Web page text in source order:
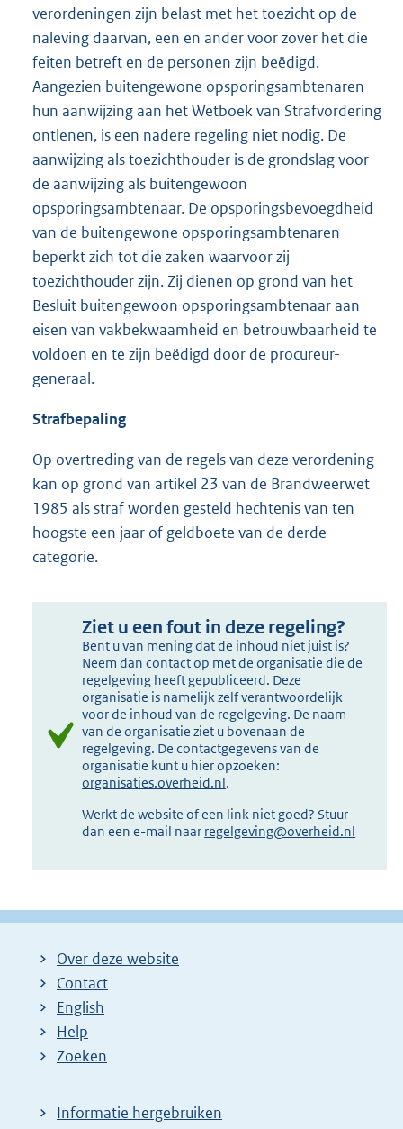
verordeningen zijn belast met het toezicht op de
naleving daarvan, een en ander voor zover het die
feiten betreft en de personen zijn beëdigd.
Aangezien buitengewone opsporingsambtenaren
hun aanwijzing aan het Wetboek van Strafvordering
ontlenen, is een nadere regeling niet nodig. De
aanwijzing als toezichthouder is de grondslag voor
de aanwijzing als buitengewoon
opsporingsambtenaar. De opsporingsbevoegdheid
van de buitengewone opsporingsambtenaren
beperkt zich tot die zaken waarvoor zij
toezichthouder zijn. Zij dienen op grond van het
Besluit buitengewoon opsporingsambtenaar aan
eisen van vakbekwaamheid en betrouwbaarheid te
voldoen en te zijn beëdigd door de procureur-
generaal.
Strafbepaling
Op overtreding van de regels van deze verordening
kan op grond van artikel 23 van de Brandweerwet
1985 als straf worden gesteld hechtenis van ten
hoogste een jaar of geldboete van de derde
categorie.
Ziet u een fout in deze regeling?
Bent u van mening dat de inhoud niet juist is?
Neem dan contact op met de organisatie die de
regelgeving heeft gepubliceerd. Deze
organisatie is namelijk zelf verantwoordelijk
voor de inhoud van de regelgeving. De naam
van de organisatie ziet u bovenaan de
regelgeving. De contactgegevens van de
organisatie kunt u hier opzoeken:
organisaties.overheid.nl.
Werkt de website of een link niet goed? Stuur
dan een e-mail naar regelgeving@overheid.nl
Over deze website
Contact
English
Help
Zoeken
Informatie hergebruiken